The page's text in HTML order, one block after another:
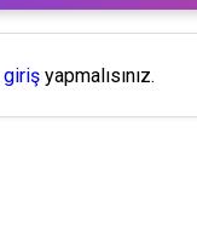
giriş yapmalısınız.